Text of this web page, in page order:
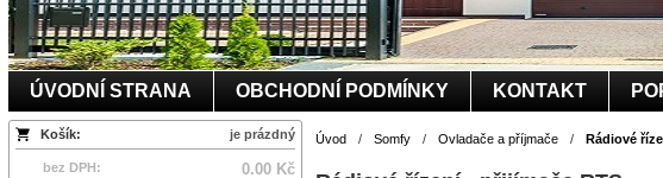
ÚVODNÍ STRANA OBCHODNÍ PODMÍNKY KONTAKT
Košík: je prázdný
bez DPH: 0.00 Kč
Úvod / Somfy / Ovladače a příjmače / Rádiové